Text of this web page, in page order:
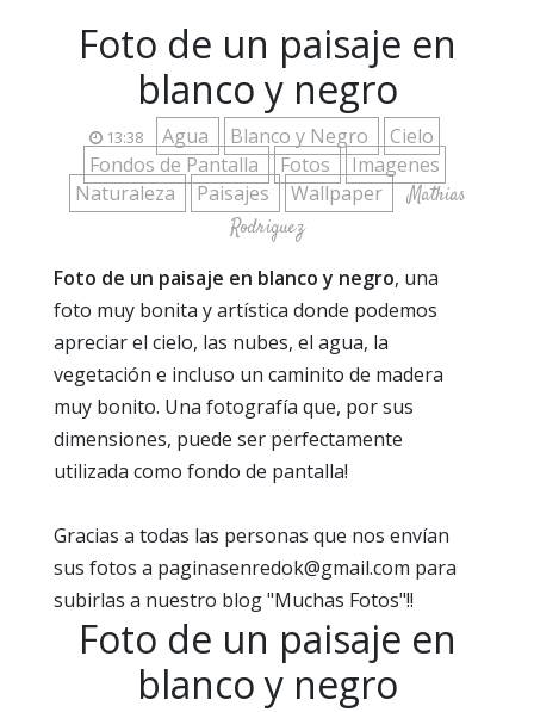
Foto de un paisaje en
blanco y negro
13:38 Agua Blanco y Negro
Cielo
Fondos de Pantalla
Fotos
Imagenes
Naturaleza
Paisajes Wallpaper
Mathias
Rodriguez
Foto de un paisaje en blanco y negro, una
foto muy bonita y artística donde podemos
apreciar el cielo, las nubes, el agua, la
vegetación e incluso un caminito de madera
muy bonito. Una fotografía que, por sus
dimensiones, puede ser perfectamente
utilizada como fondo de pantalla!
Gracias a todas las personas que nos envían
sus fotos a paginasenredok@gmail.com para
subirlas a nuestro blog "Muchas Fotos"!!
Foto de un paisaje en
blanco y negro